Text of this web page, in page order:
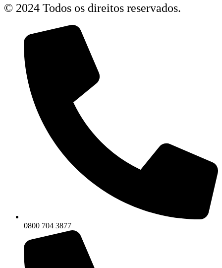
© 2024 Todos os direitos reservados.
0800 704 3877